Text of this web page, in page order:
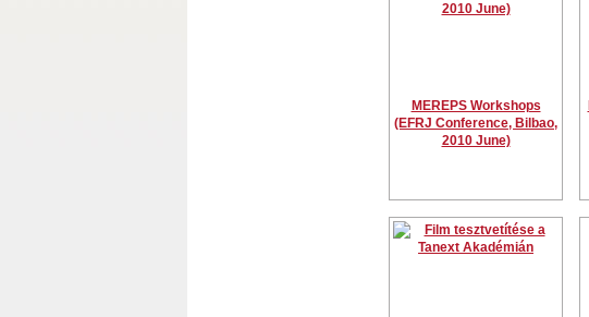
MEREPS Workshops
(EFRJ Conference, Bilbao,
2010 June)